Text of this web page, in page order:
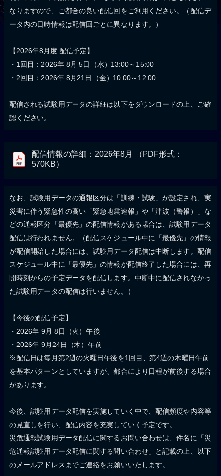
なりますので、ご都合の良い配信回をご利用ください。（配信デ
ータ内の日時情報は配信回ごとに異なります。）
【2026年8月度 配信予定】
・1回目：2026年 8月 5日（水）13:00～15:00
・2回目：2026年 8月21日（金）10:00～12:00
配信される試験用データの詳細は以下をダウンロードの上、ご確
認ください。
配信情報の詳細：2026年8月 （PDF形式：
570KB）
なお、試験用データの通報区分は「訓練・試験」が設定され、実
災害に伴う緊急性の高い「緊急地震速報」や「津波（警報）」な
どの通報区分「最優先」の配信情報がある場合は、試験用データ
配信は行われません。（配信スケジュール中に「最優先」の情報
が配信開始した場合には、試験用データ配信は中断します。配信
スケジュール中に「最優先」の情報が配信終了した場合には、再
開時刻からの予定データを配信します。中断中に配信されなかっ
た試験用データの配信は行いません。）
【今後の配信予定】
・2026年 9月 8日（火）午後
・2026年 9月24日（木）午前
※配信日は毎月第2週の火曜日午後を1回目、第4週の木曜日午前
を基本パターンとしていますが、都合により日程が前後する場合
があります。
今後、試験用データ配信を実施していく中で、配信頻度や内容等
の見直しを行い、配信内容を充実していく予定です。
災危通報試験用データ配信に関するお問い合わせは、件名に「災
危通報試験用データ配信に関する問い合わせ」と記載の上、以下
のメールアドレスまでご連絡をお願いいたします。